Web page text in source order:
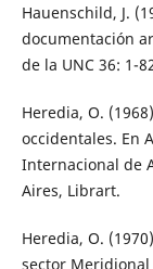
Hauenschild, J.
documentación
de la UNC 36: 1-
Heredia, O.
occidentales. En
Internacional de
Aires, Librart.
Heredia, O.
sector Meridional